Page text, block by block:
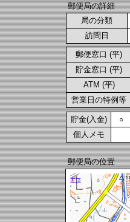
郵便局の詳細
局の分類
訪問日
郵便窓口 (平)
貯金窓口 (平)
ATM (平)
営業日の特例等
貯金(入金) ○
個人メモ
郵便局の位置